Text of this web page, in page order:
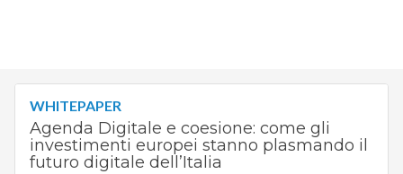
WHITEPAPER
Agenda Digitale e coesione: come gli
investimenti europei stanno plasmando il
futuro digitale dell’Italia